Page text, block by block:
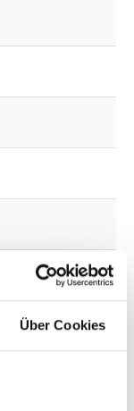
Über Cookies